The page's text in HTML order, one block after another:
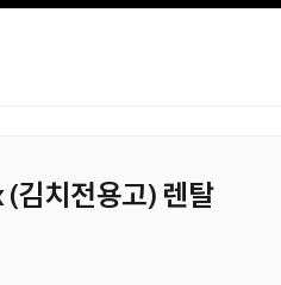
김치전용고) 렌탈